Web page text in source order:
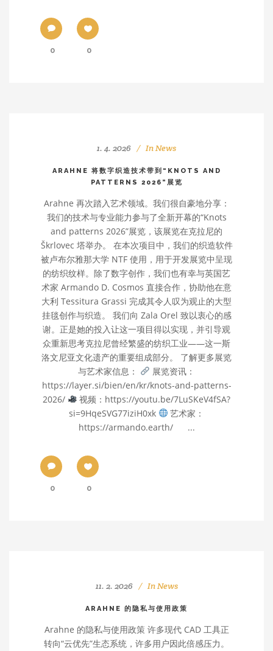
0 0
1. 4. 2026 InNews
ARAHNE 将数字织造技术带到“KNOTS AND
PATTERNS 2026”展览
Arahne 再次踏入艺术领域。我们很自豪地分享：
我们的技术与专业能力参与了全新开幕的“Knots
and patterns 2026”展览，该展览在克拉尼的
Škrlovec 塔举办。 在本次项目中，我们的织造软件
被卢布尔雅那大学 NTF 使用，用于开发展览中呈现
的纺织纹样。除了数字创作，我们也有幸与英国艺
术家 Armando D. Cosmos 直接合作，协助他在意
大利 Tessitura Grassi 完成其令人叹为观止的大型
挂毯创作与织造。 我们向 Zala Orel 致以衷心的感
谢。正是她的投入让这一项目得以实现，并引导观
众重新思考克拉尼曾经繁盛的纺织工业——这一斯
洛文尼亚文化遗产的重要组成部分。 了解更多展览
与艺术家信息：
展览资讯：
https://layer.si/bien/en/kr/knots-and-patterns-
2026/
视频：https://youtu.be/7LuSKeV4fSA?
si=9HqeSVG77iziH0xk
艺术家：
https://armando.earth/ ...
0 0
11. 2. 2026 InNews
ARAHNE 的隐私与使用政策
Arahne 的隐私与使用政策 许多现代 CAD 工具正
转向“云优先”生态系统，许多用户因此倍感压力。